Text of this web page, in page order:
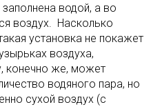
водой, а во
воздух. Насколько
установка не покажет
воздуха,
конечно же, может
водяного пара, но
сухой воздух (с